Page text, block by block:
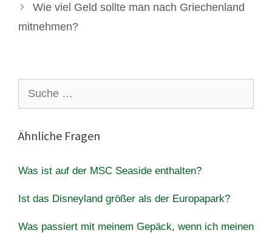
Wie viel Geld sollte man nach Griechenland
mitnehmen?
nach:
Ähnliche Fragen
Was ist auf der MSC Seaside enthalten?
Ist das Disneyland größer als der Europapark?
Was passiert mit meinem Gepäck, wenn ich meinen